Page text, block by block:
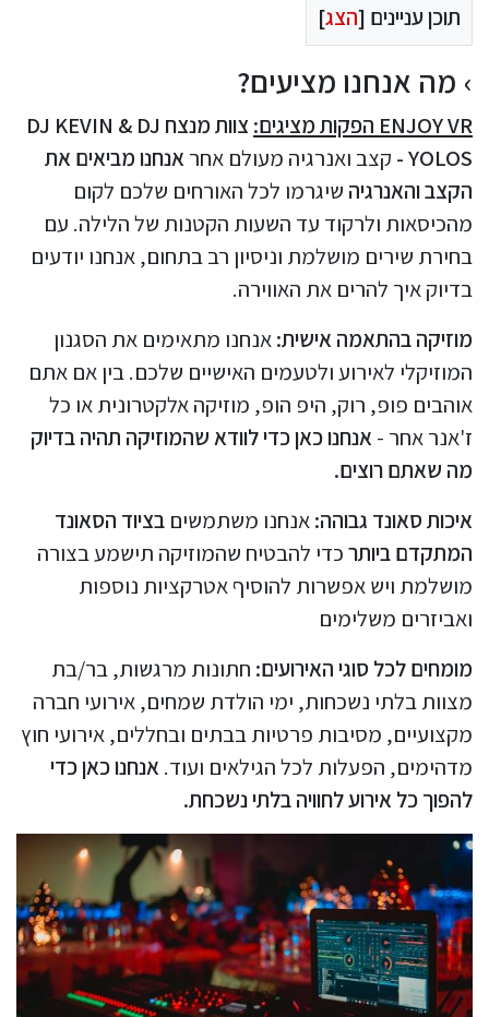
תוכן עניינים [הצג]
מה אנחנו מציעים?
ENJOY VR הפקות מציגים:
צוות מנצח DJ KEVIN & DJ
YOLOS - קצב ואנרגיה מעולם אחר אנחנו מביאים את
הקצב והאנרגיה שיגרמו לכל האורחים שלכם לקום
מהכיסאות ולרקוד עד השעות הקטנות של הלילה. עם
בחירת שירים מושלמת וניסיון רב בתחום, אנחנו יודעים
בדיוק איך להרים את האווירה.
מוזיקה בהתאמה אישית:אנחנו מתאימים את הסגנון
המוזיקלי לאירוע ולטעמים האישיים שלכם. בין אם אתם
אוהבים פופ, רוק, היפ הופ, מוזיקה אלקטרונית או כל
ז'אנר אחר - אנחנו כאן כדי לוודא שהמוזיקה תהיה בדיוק
מה שאתם רוצים.
איכות סאונד גבוהה:אנחנו משתמשים בציוד הסאונד
המתקדם ביותרכדי להבטיח שהמוזיקה תישמע בצורה
מושלמת ויש אפשרות להוסיף אטרקציות נוספות
ואביזרים משלימים
מומחים לכל סוגי האירועים: חתונות מרגשות, בר/בת
מצוות בלתי נשכחות, ימי הולדת שמחים, אירועי חברה
מקצועיים, מסיבות פרטיות בבתים ובחללים, אירועי חוץ
מדהימים, הפעלות לכל הגילאים ועוד. אנחנו כאן כדי
להפוך כל אירוע לחוויה בלתי נשכחת.